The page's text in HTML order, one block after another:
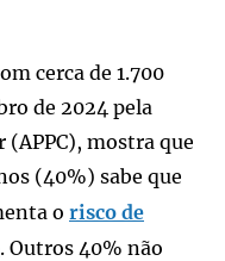
cerca de 1.700
de 2024 pela
mostra que
(40%) sabe que
o risco de
. Outros 40% não